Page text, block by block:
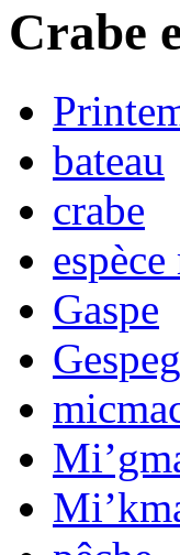
Crabe
bateau
crabe
Gaspe
Gespeg